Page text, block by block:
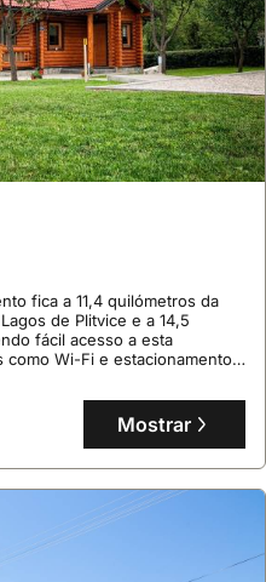
fica a 11,4 quilómetros da
de Plitvice e a 14,5
fácil acesso a esta
como Wi-Fi e estacionamento
acomoda até 7 pessoas,
banho, ar condicionado,
ondas, e um terraço com
Mostrar